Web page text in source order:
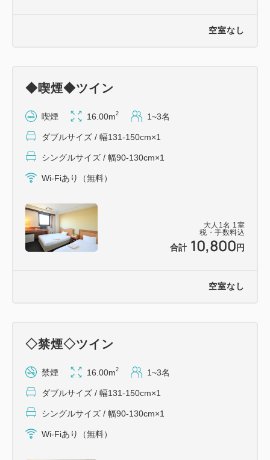
空室なし
大人 1 名 1 室
税・手数料込
合計 10,800 円
◆喫煙◆ツイン
喫煙 16.00m2 1~3名
ダブルサイズ / 幅131-150cm×1
シングルサイズ / 幅90-130cm×1
Wi-Fiあり（無料）
空室なし
◇禁煙◇ツイン
禁煙 16.00m2 1~3名
ダブルサイズ / 幅131-150cm×1
シングルサイズ / 幅90-130cm×1
Wi-Fiあり（無料）